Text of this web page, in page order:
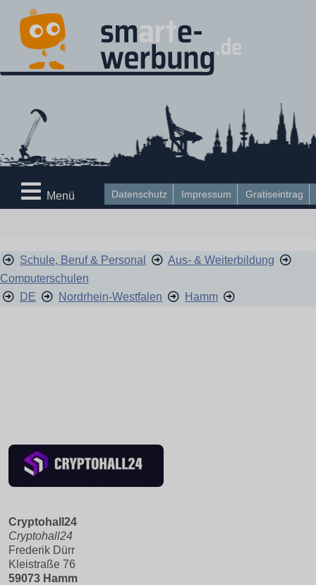
Datenschutz Impressum Gratiseintrag
Menü
Schule, Beruf & Personal
Aus- & Weiterbildung
Computerschulen
DE
Nordrhein-Westfalen Hamm
Cryptohall24
Cryptohall24
Frederik Dürr
Kleistraße 76
59073 Hamm